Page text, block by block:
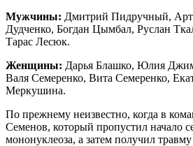
Мужчины: Дмитрий Пидручный,
Дудченко, Богдан Цымбал, Руслан
Тарас Лесюк.
Женщины: Дарья Блашко, Юлия
Валя Семеренко, Вита Семеренко,
Меркушина.
По прежнему неизвестно, когда в
Семенов, который пропустил начало
мононуклеоза, а затем получил